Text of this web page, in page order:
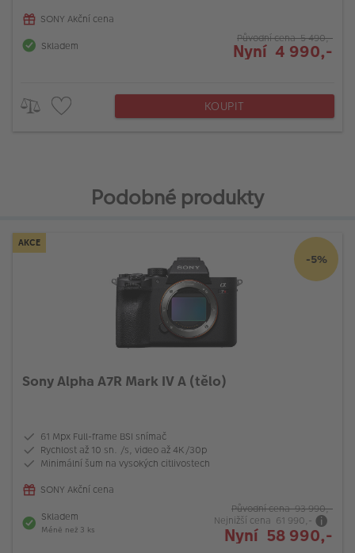
SONY Akční cena
Skladem
Původní cena 5 490,-
Nyní 4 990,-
KOUPIT
Podobné produkty
AKCE
-5%
Sony Alpha A7R Mark IV A (tělo)
61 Mpx Full-frame BSI snímač
Rychlost až 10 sn. /s, video až 4K/30p
Minimální šum na vysokých citlivostech
SONY Akční cena
Skladem
Méně než 3 ks
Původní cena 93 990,-
Nejnižší cena 61 990,-
Nyní 58 990,-